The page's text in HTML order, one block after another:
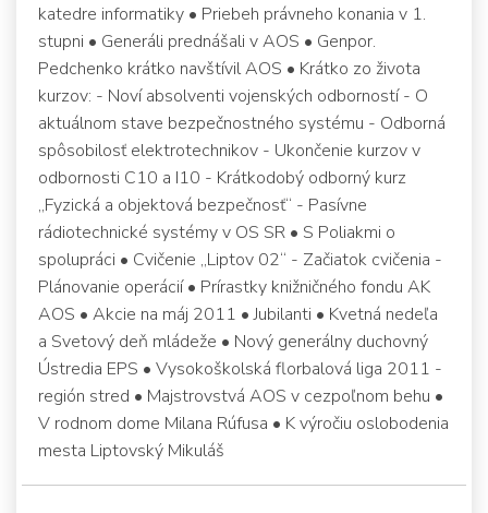
katedre informatiky • Priebeh právneho konania v 1.
stupni • Generáli prednášali v AOS • Genpor.
Pedchenko krátko navštívil AOS • Krátko zo života
kurzov: - Noví absolventi vojenských odborností - O
aktuálnom stave bezpečnostného systému - Odborná
spôsobilosť elektrotechnikov - Ukončenie kurzov v
odbornosti C10 a I10 - Krátkodobý odborný kurz
„Fyzická a objektová bezpečnosť“ - Pasívne
rádiotechnické systémy v OS SR • S Poliakmi o
spolupráci • Cvičenie „Liptov 02“ - Začiatok cvičenia -
Plánovanie operácií • Prírastky knižničného fondu AK
AOS • Akcie na máj 2011 • Jubilanti • Kvetná nedeľa
a Svetový deň mládeže • Nový generálny duchovný
Ústredia EPS • Vysokoškolská florbalová liga 2011 -
región stred • Majstrovstvá AOS v cezpoľnom behu •
V rodnom dome Milana Rúfusa • K výročiu oslobodenia
mesta Liptovský Mikuláš